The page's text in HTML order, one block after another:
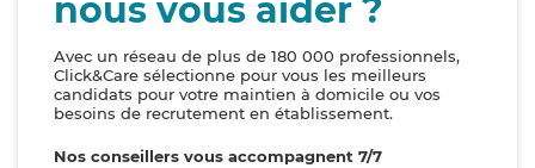
nous vous aider ?
Avec un réseau de plus de 180 000 professionnels,
Click&Care sélectionne pour vous les meilleurs
candidats pour votre maintien à domicile ou vos
besoins de recrutement en établissement.
Nos conseillers vous accompagnent 7/7